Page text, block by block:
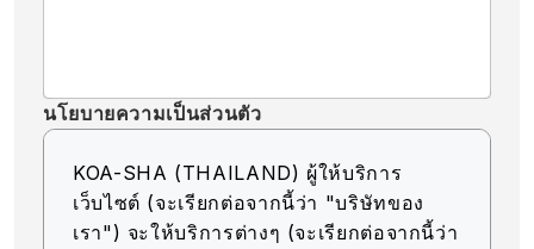
นโยบายความเป็นส่วนตัว
KOA-SHA (THAILAND) ผู้ให้บริการ
เว็บไซต์ (จะเรียกต่อจากนี้ว่า "บริษัทของ
เรา") จะให้บริการต่างๆ (จะเรียกต่อจากนี้ว่า